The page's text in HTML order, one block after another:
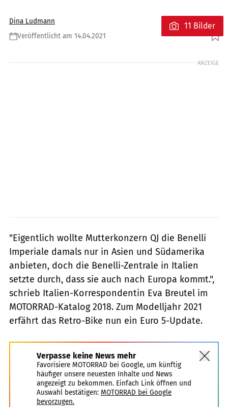
Dina Ludmann
Veröffentlicht am 14.04.2021
Foto: Benelli
11 Bilder
ANZEIGE
"Eigentlich wollte Mutterkonzern QJ die Benelli
Imperiale damals nur in Asien und Südamerika
anbieten, doch die Benelli-Zentrale in Italien
setzte durch, dass sie auch nach Europa kommt.",
schrieb Italien-Korrespondentin Eva Breutel im
MOTORRAD-Katalog 2018. Zum Modelljahr 2021
erfährt das Retro-Bike nun ein Euro 5-Update.
Verpasse keine News mehr
Favorisiere MOTORRAD bei Google, um künftig
häufiger unsere neuesten Inhalte und News
angezeigt zu bekommen. Einfach Link öffnen und
Auswahl bestätigen: MOTORRAD bei Google
bevorzugen.